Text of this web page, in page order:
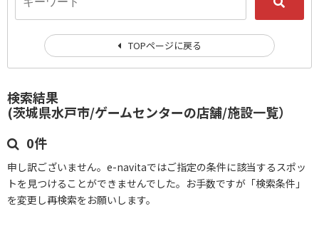
検索結果
(茨城県水戸市/ゲームセンターの店舗/施設一覧）
0件
申し訳ございません。e-navitaではご指定の条件に該当するスポッ
トを見つけることができませんでした。お手数ですが「検索条件」
を変更し再検索をお願いします。
TOPページに戻る